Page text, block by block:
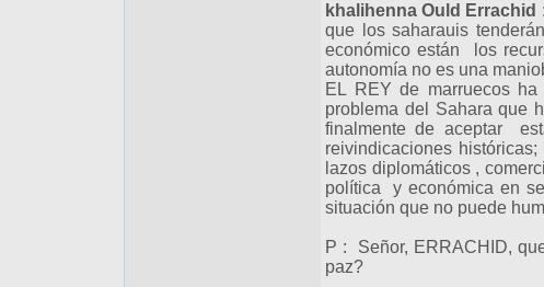
khalihenna Ould Errachid
que los saharauis
económico están los
autonomía no es
EL REY de marruecos
problema del Sahara que
finalmente de aceptar
reivindicaciones
lazos diplomáticos ,
política y económica en
situación que no puede
P : Señor, ERRACHID,
paz?